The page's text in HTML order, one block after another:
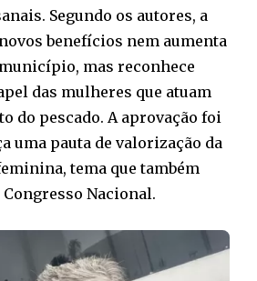
Segundo os autores, a
benefícios nem aumenta
mas reconhece
das mulheres que atuam
do pescado. A aprovação foi
uma pauta de valorização da
tema que também
Nacional.